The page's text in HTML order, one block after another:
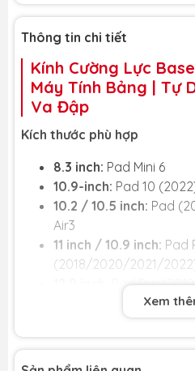
Thông tin chi tiết
Kính Cường Lực
Máy Tính Bảng | Tự
Va Đập
Kích thước phù hợp
8.3 inch: Pad Mini 6
10.9-inch: Pad 10
10.2 / 10.5 inch: Pad
Air3
11 inch / 10.9 inch: Pad
(2018/2020/2021/
Pad Pro
DÁN CƯỜNG LỰC
HOÀN HẢO, KHÔNG MỘT
Bạn đã bao giờ cảm thấy
Xem